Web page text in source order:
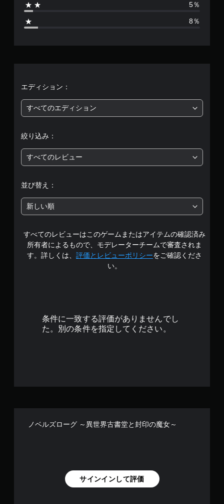
9
価
5
段
中
の
4
.
5％
8％
エディション：
すべてのエディション
絞り込み：
すべてのレビュー
並び替え：
新しい順
すべてのレビューはこのゲームまたはアイテムの確認済み
所有者によるもので、モデレーターチームで審査されま
す。詳しくは、 評価とレビューポリシーをご確認くださ
い。
条件に一致する評価がありませんでし
た。別の条件を指定してください。
ノベルズローグ ～異世界古書堂と封印の魔女～
サインインして評価